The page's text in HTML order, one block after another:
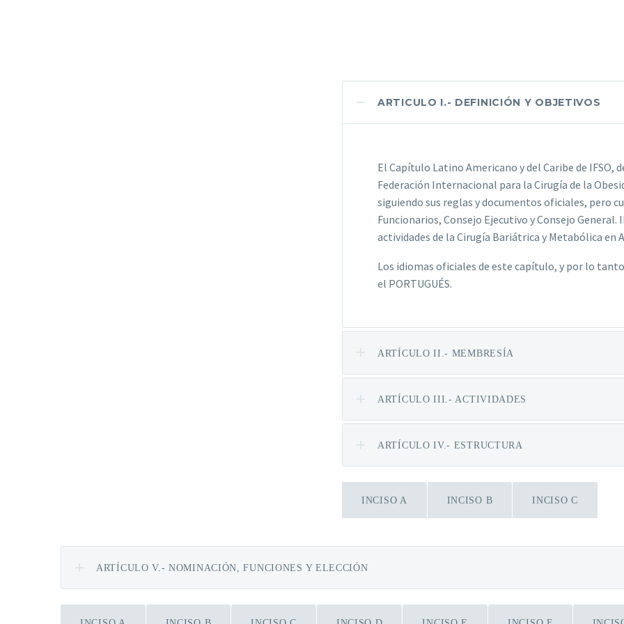
ARTICULO I.- DEFINICIÓN Y OBJETIVOS
El Capítulo Latino Americano y del Caribe de IFSO,
Federación Internacional para la Cirugía de la
siguiendo sus reglas y documentos oficiales, pero
Funcionarios, Consejo Ejecutivo y Consejo General.
actividades de la Cirugía Bariátrica y Metabólica en
Los idiomas oficiales de este capítulo, y por lo tanto
el PORTUGUÉS.
ARTÍCULO II.- MEMBRESÍA
ARTÍCULO III.- ACTIVIDADES
ARTÍCULO IV.- ESTRUCTURA
INCISO A INCISO B INCISO C
ARTÍCULO V.- NOMINACIÓN, FUNCIONES Y ELECCIÓN